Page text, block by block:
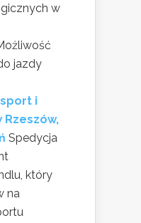
w
jazdy
i
Spedycja
który
na